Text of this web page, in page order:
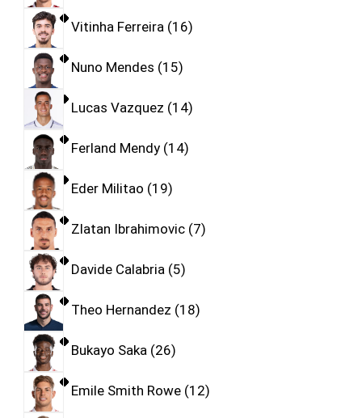
Vitinha Ferreira 16
Nuno Mendes 15
Lucas Vazquez 14
Ferland Mendy 14
Eder Militao 19
Zlatan Ibrahimovic 7
Davide Calabria 5
Theo Hernandez 18
Bukayo Saka 26
Emile Smith Rowe 12